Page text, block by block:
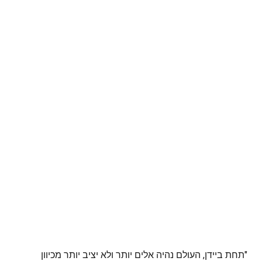
"תחת ביידן, העולם נהיה אלים יותר ולא יציב יותר מכיוון